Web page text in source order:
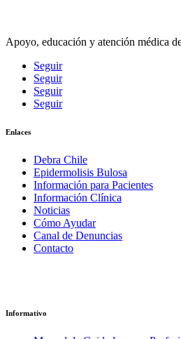
Apoyo, educación y atención médica
Seguir
Seguir
Seguir
Seguir
Enlaces
Debra Chile
Epidermolisis Bulosa
Información para Pacientes
Información Clínica
Noticias
Cómo Ayudar
Canal de Denuncias
Contacto
Informativo